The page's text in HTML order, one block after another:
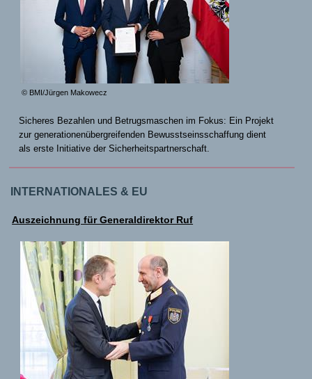
© BMI/Jürgen Makowecz
Sicheres Bezahlen und Betrugsmaschen im Fokus: Ein Projekt
zur generationenübergreifenden Bewusstseinsschaffung dient
als erste Initiative der Sicherheitspartnerschaft.
INTERNATIONALES & EU
Auszeichnung für Generaldirektor Ruf